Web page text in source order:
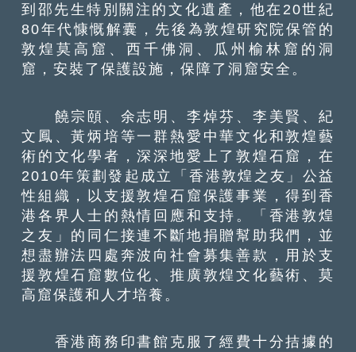
到邵先生特別關注的文化遺產，他在20世紀
80年代慷慨解囊，先後為敦煌研究院保管的
敦煌莫高窟、西千佛洞、瓜州榆林窟的洞
窟，安裝了保護設施，保障了洞窟安全。
饒宗頤、余志明、李焯芬、李美賢、紀
文鳳、黃炳培等一群熱愛中華文化和敦煌藝
術的文化學者，深深地愛上了敦煌石窟，在
2010年策劃發起成立「香港敦煌之友」公益
性組織，以支援敦煌石窟保護事業，得到香
港各界人士的熱情回應和支持。「香港敦煌
之友」的同仁接連不斷地捐贈幫助我們，並
想盡辦法四處奔波向社會募集善款，用於支
援敦煌石窟數位化、推廣敦煌文化藝術、莫
高窟保護和人才培養。
香港商務印書館克服了經費十分拮據的